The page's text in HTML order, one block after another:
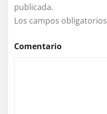
publicada.
Los campos
Comentario